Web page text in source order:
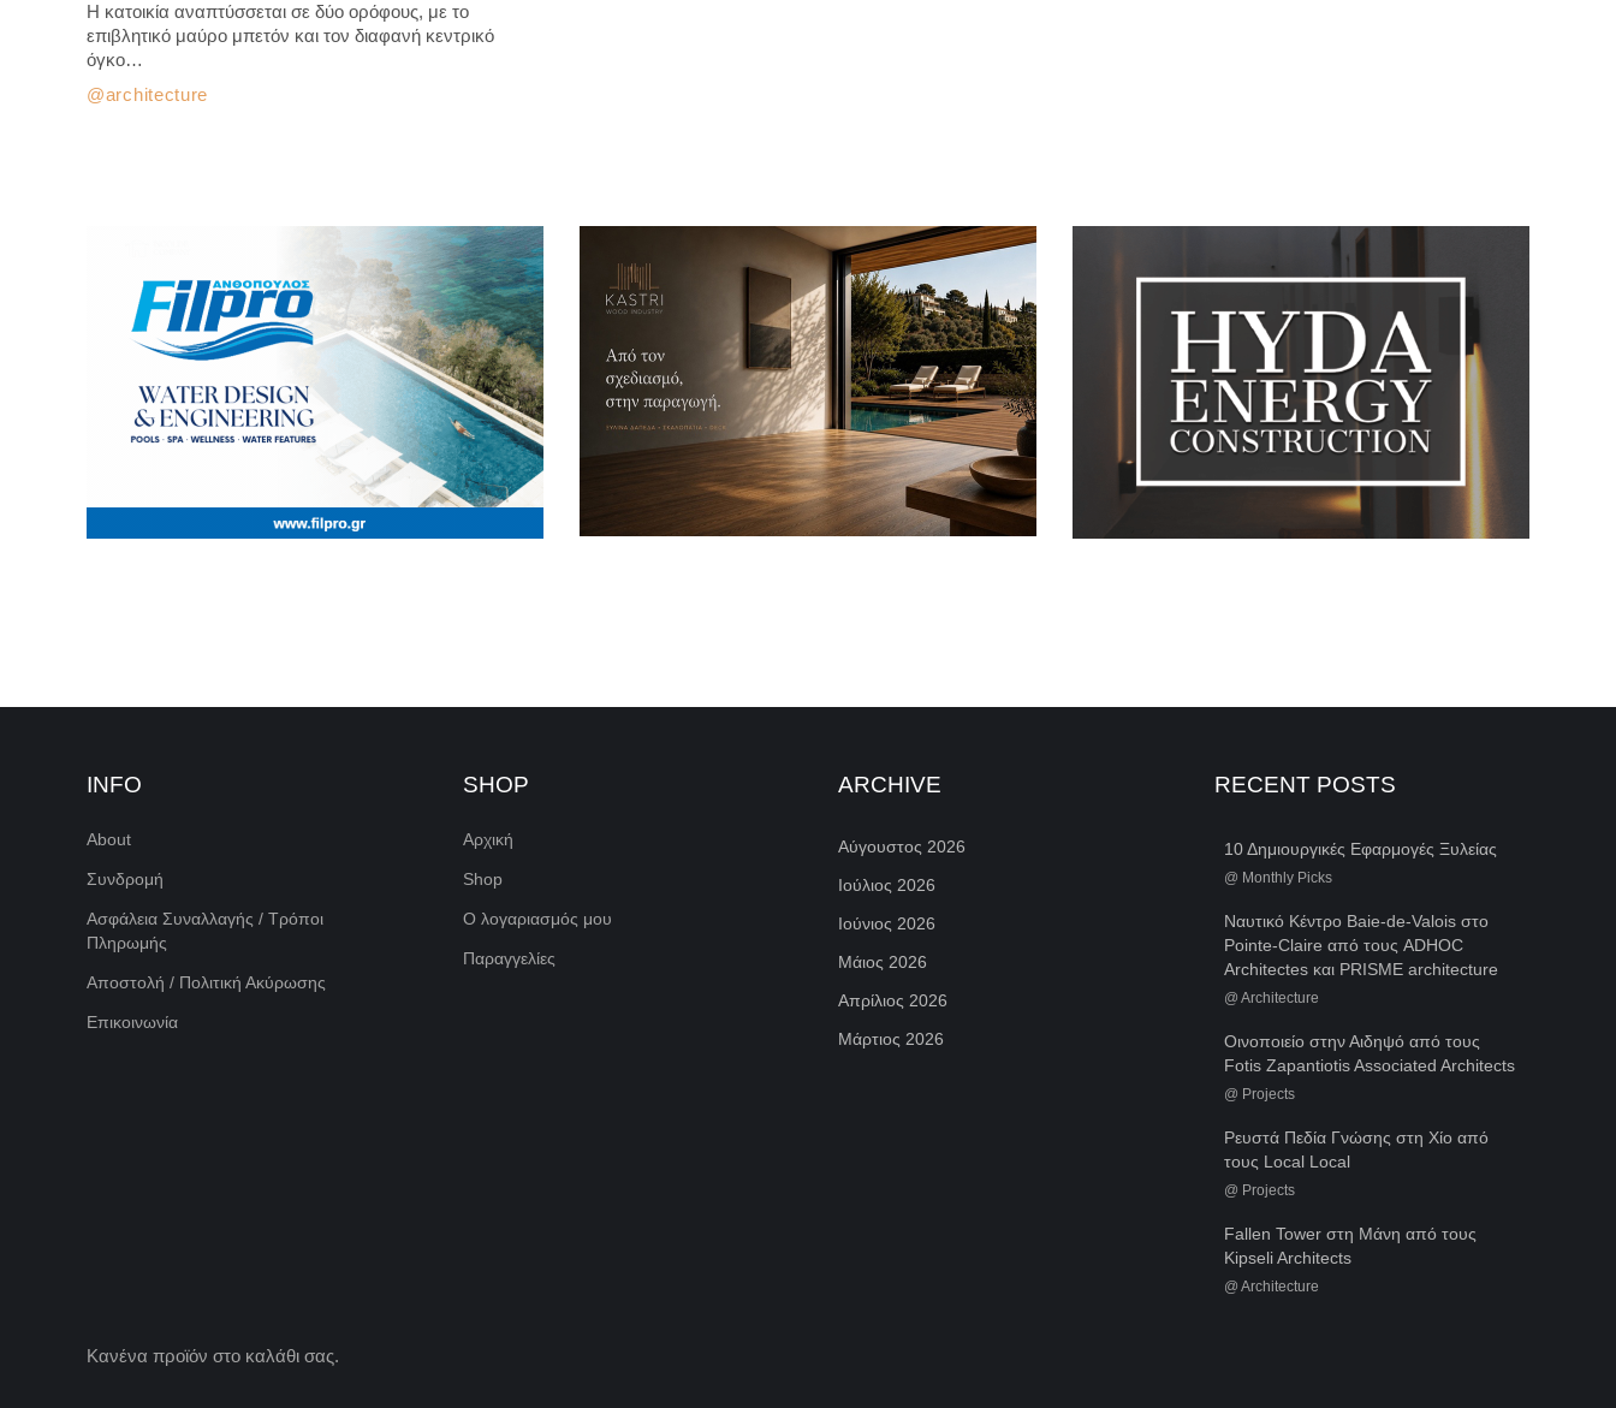
architecture
Η κατοικία αναπτύσσεται σε δύο ορόφους, με το
επιβλητικό μαύρο μπετόν και τον διαφανή κεντρικό
όγκο…
INFO
About
Συνδρομή
Ασφάλεια Συναλλαγής / Τρόποι
Πληρωμής
Αποστολή / Πολιτική Ακύρωσης
Επικοινωνία
SHOP
Αρχική
Shop
Ο λογαριασμός μου
Παραγγελίες
ARCHIVE
Αύγουστος 2026
Ιούλιος 2026
Ιούνιος 2026
Μάιος 2026
Απρίλιος 2026
Μάρτιος 2026
RECENT POSTS
10 Δημιουργικές Εφαρμογές Ξυλείας
@ Monthly Picks
Ναυτικό Κέντρο Baie-de-Valois στο
Pointe-Claire από τους ADHOC
Architectes και PRISME architecture
@ Architecture
Οινοποιείο στην Αιδηψό από τους
Fotis Zapantiotis Associated Architects
@ Projects
Ρευστά Πεδία Γνώσης στη Χίο από
τους Local Local
@ Projects
Fallen Tower στη Μάνη από τους
Kipseli Architects
@ Architecture
Κανένα προϊόν στο καλάθι σας.